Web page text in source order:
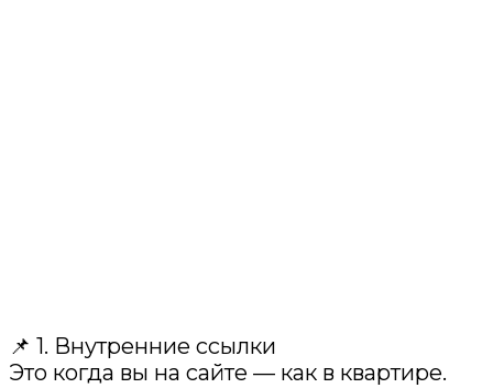
📌 1. Внутренние ссылки
Это когда вы на сайте — как в квартире.